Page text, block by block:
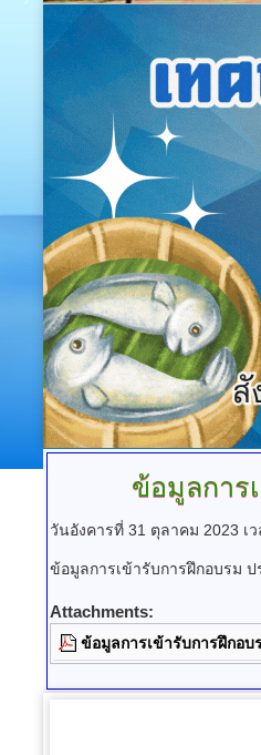
ข้อมูลการ
วันอังคารที่ 31 ตุลาคม 2023 เว
ข้อมูลการเข้ารับการฝึกอบรม
Attachments:
ข้อมูลการเข้ารับการฝึกอ